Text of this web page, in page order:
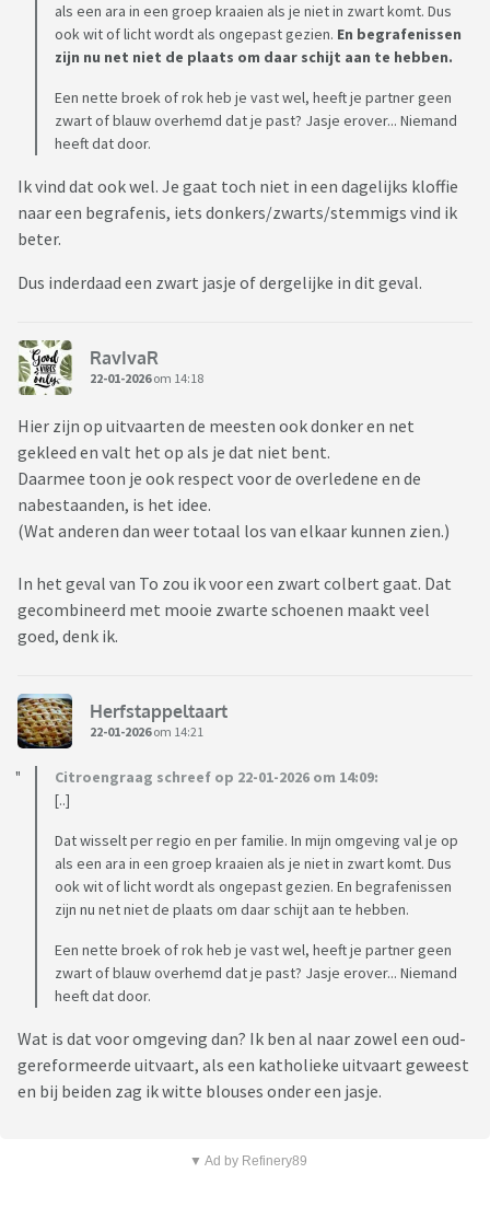
als een ara in een groep kraaien als je niet in zwart komt. Dus
ook wit of licht wordt als ongepast gezien. En begrafenissen
zijn nu net niet de plaats om daar schijt aan te hebben.
Een nette broek of rok heb je vast wel, heeft je partner geen
zwart of blauw overhemd dat je past? Jasje erover... Niemand
heeft dat door.
Ik vind dat ook wel. Je gaat toch niet in een dagelijks kloffie
naar een begrafenis, iets donkers/zwarts/stemmigs vind ik
beter.
Dus inderdaad een zwart jasje of dergelijke in dit geval.
RavIvaR
22-01-2026om 14:18
Hier zijn op uitvaarten de meesten ook donker en net
gekleed en valt het op als je dat niet bent.
Daarmee toon je ook respect voor de overledene en de
nabestaanden, is het idee.
(Wat anderen dan weer totaal los van elkaar kunnen zien.)
In het geval van To zou ik voor een zwart colbert gaat. Dat
gecombineerd met mooie zwarte schoenen maakt veel
goed, denk ik.
Herfstappeltaart
22-01-2026om 14:21
Citroengraag schreef op 22-01-2026 om 14:09:
[..]
Dat wisselt per regio en per familie. In mijn omgeving val je op
als een ara in een groep kraaien als je niet in zwart komt. Dus
ook wit of licht wordt als ongepast gezien. En begrafenissen
zijn nu net niet de plaats om daar schijt aan te hebben.
Een nette broek of rok heb je vast wel, heeft je partner geen
zwart of blauw overhemd dat je past? Jasje erover... Niemand
heeft dat door.
Wat is dat voor omgeving dan? Ik ben al naar zowel een oud-
gereformeerde uitvaart, als een katholieke uitvaart geweest
en bij beiden zag ik witte blouses onder een jasje.
▼ Ad by Refinery89